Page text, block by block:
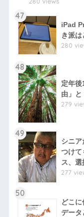
47
iPad
き派は
280
48
定年
由」と
279
49
シニ
つけて
ス、選
277
50
どこ
データ